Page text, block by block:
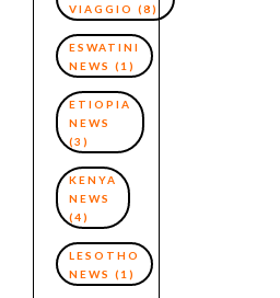
VIAGGIO (8)
ESWATINI
NEWS (1)
ETIOPIA
NEWS
(3)
KENYA
NEWS
(4)
LESOTHO
NEWS (1)